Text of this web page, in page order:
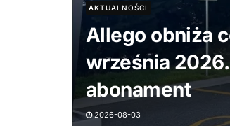
AKTUALNOŚCI
Allego obniża
września
abonament
2026-08-03